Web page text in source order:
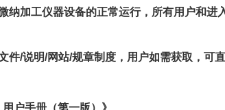
纳加工仪器设备的正常运行，所有用户和
件/说明/网站/规章制度，用户如需获取，可
户手册（第一版）》